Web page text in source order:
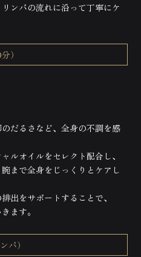
ンパの流れに沿って丁寧にケ
）
だるさなど、全身の不調を感
ルオイルをセレクト配合し、
まで全身をじっくりとケアし
出をサポートすることで、
ます。
パ）